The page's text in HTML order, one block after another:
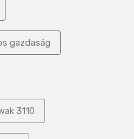
gazdaság
3110